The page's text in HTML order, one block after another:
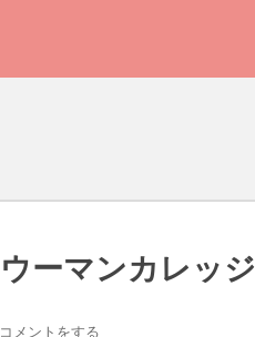
ーマンカレッジ
コメントをする